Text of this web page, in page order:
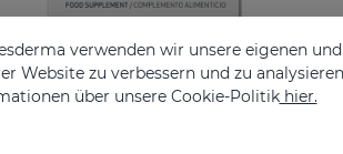
verwenden wir unsere eigenen
Website zu verbessern und zu
über unsere Cookie-Politikhier.